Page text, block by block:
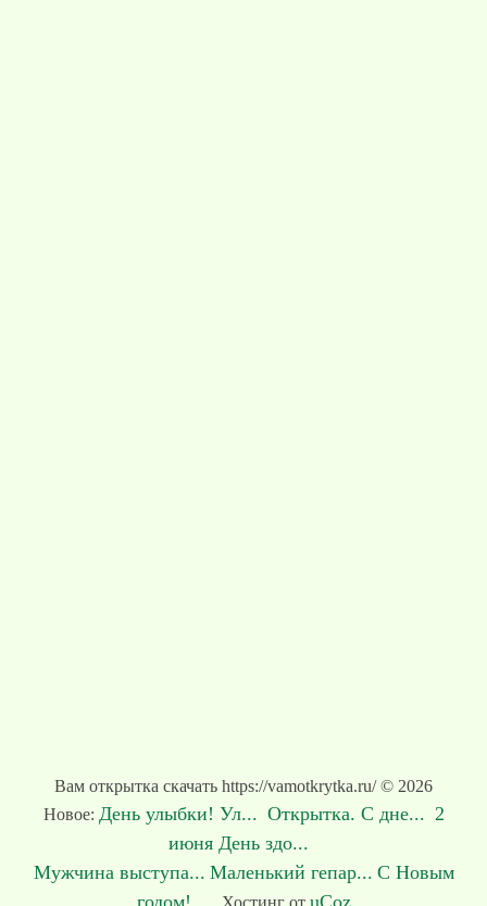
Вам открытка скачать https://vamotkrytka.ru/ © 2026
Новое: День улыбки! Ул... Открытка. С дне... 2
июня День здо...
Мужчина выступа... Маленький гепар... С Новым
Хостинг от